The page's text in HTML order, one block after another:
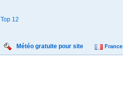
Top 12
Météo gratuite pour site France